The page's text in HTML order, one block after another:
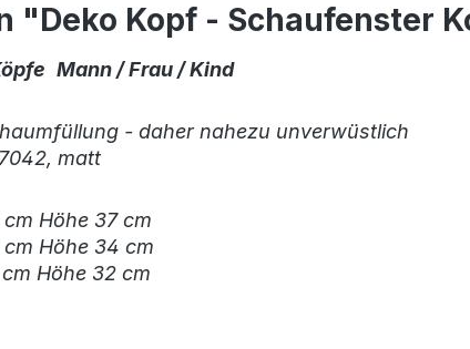
"Deko Kopf - Schaufenster
Mann / Frau / Kind
- daher nahezu unverwüstlich
matt
Höhe 37 cm
Höhe 34 cm
Höhe 32 cm